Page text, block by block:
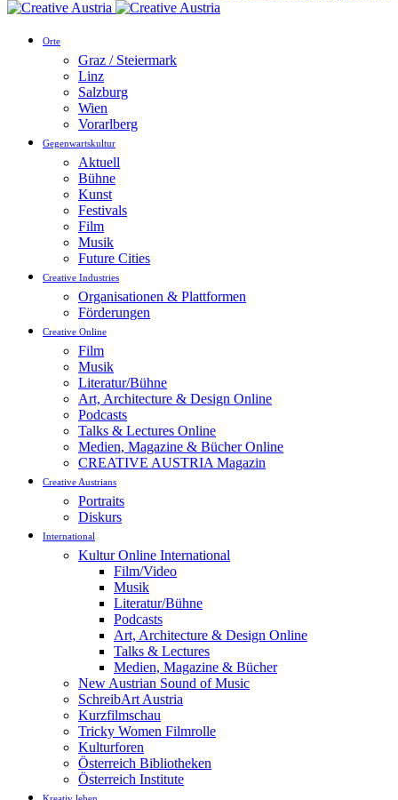
Orte
Graz / Steiermark
Linz
Salzburg
Wien
Vorarlberg
Gegenwartskultur
Aktuell
Bühne
Kunst
Festivals
Film
Musik
Future Cities
Creative Industries
Organisationen & Plattformen
Förderungen
Creative Online
Film
Musik
Literatur/Bühne
Art, Architecture & Design Online
Podcasts
Talks & Lectures Online
Medien, Magazine & Bücher Online
CREATIVE AUSTRIA Magazin
Creative Austrians
Portraits
Diskurs
International
Kultur Online International
Film/Video
Musik
Literatur/Bühne
Podcasts
Art, Architecture & Design Online
Talks & Lectures
Medien, Magazine & Bücher
New Austrian Sound of Music
SchreibArt Austria
Kurzfilmschau
Tricky Women Filmrolle
Kulturforen
Österreich Bibliotheken
Österreich Institute